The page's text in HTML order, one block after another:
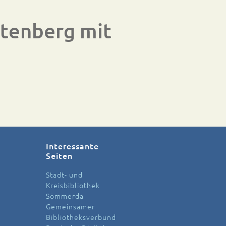
mit
Interessante
Seiten
Stadt- und
Kreisbibliothek
Sömmerda
Gemeinsamer
Bibliotheksverbund